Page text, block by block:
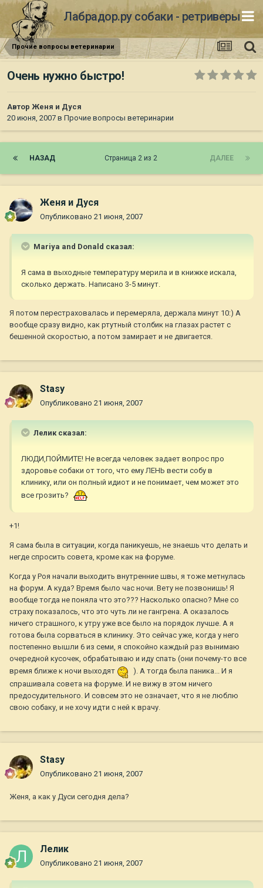
Лабрадор.ру собаки - ретриверы
Прочие вопросы ветеринарии
Очень нужно быстро!
Автор Женя и Дуся
20 июня, 2007 в Прочие вопросы ветеринарии
НАЗАД ДАЛЕЕ
Страница 2 из 2
Женя и Дуся
Опубликовано 21 июня, 2007
Mariya and Donald сказал:
Я сама в выходные температуру мерила и в книжке искала,
сколько держать. Написано 3-5 минут.
Я потом перестраховалась и перемеряла, держала минут 10:) А
вообще сразу видно, как ртутный столбик на глазах растет с
бешенной скоростью, а потом замирает и не двигается.
Stasy
Опубликовано 21 июня, 2007
Лелик сказал:
ЛЮДИ,ПОЙМИТЕ! Не всегда человек задает вопрос про
здоровье собаки от того, что ему ЛЕНЬ вести собу в
клинику, или он полный идиот и не понимает, чем может это
все грозить?
+1!
Я сама была в ситуации, когда паникуешь, не знаешь что делать и
негде спросить совета, кроме как на форуме.
Когда у Роя начали выходить внутренние швы, я тоже метнулась
на форум. А куда? Время было час ночи. Вету не позвонишь! Я
вообще тогда не поняла что это??? Насколько опасно? Мне со
страху показалось, что это чуть ли не гангрена. А оказалось
ничего страшного, к утру уже все было на порядок лучше. А я
готова была сорваться в клинику. Это сейчас уже, когда у него
постепенно вышли 6 из семи, я спокойно каждый раз вынимаю
очередной кусочек, обрабатываю и иду спать (они почему-то все
время ближе к ночи выходят
). А тогда была паника... И я
спрашивала совета на форуме. И не вижу в этом ничего
предосудительного. И совсем это не означает, что я не люблю
свою собаку, и не хочу идти с ней к врачу.
Stasy
Опубликовано 21 июня, 2007
Женя, а как у Дуси сегодня дела?
Лелик
Опубликовано 21 июня, 2007